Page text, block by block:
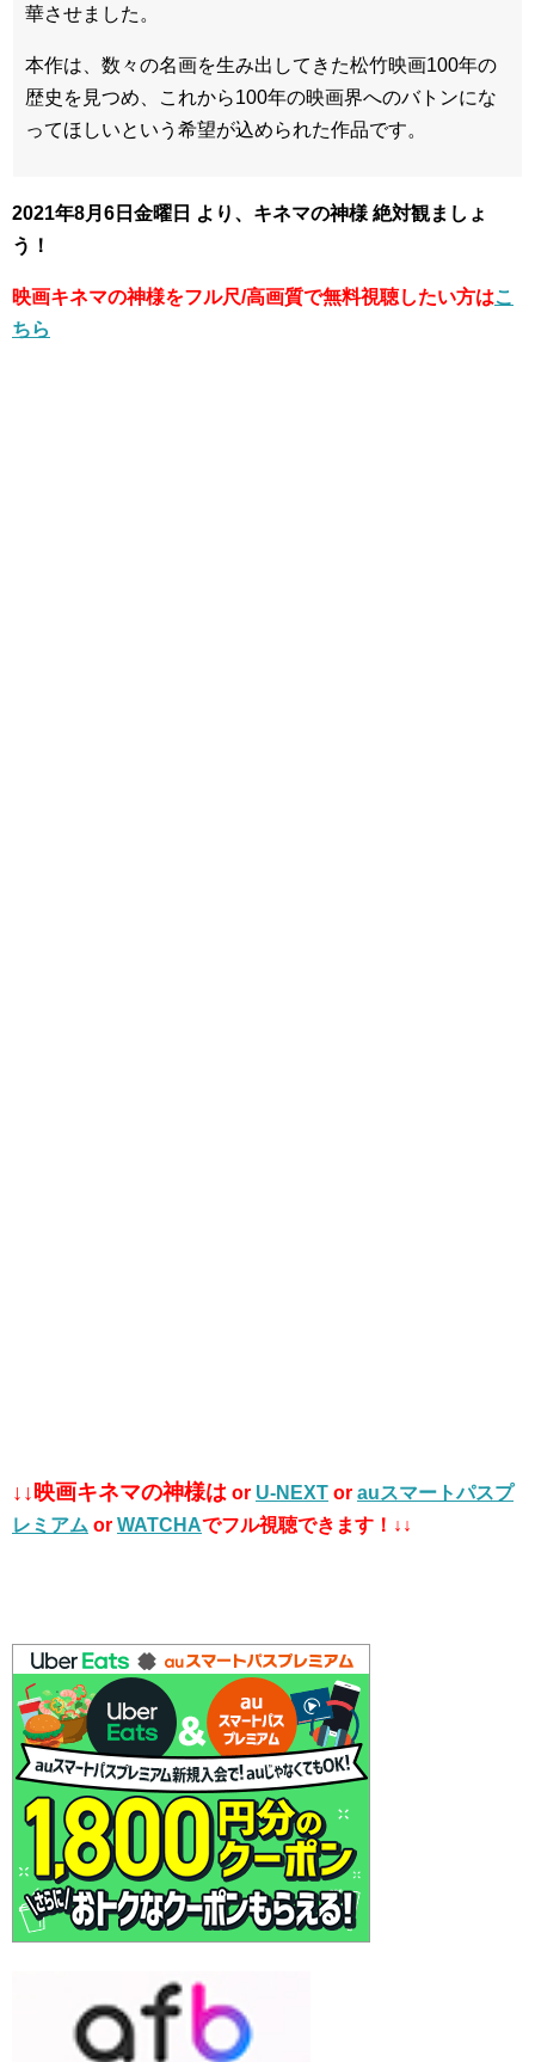
華させました。
本作は、数々の名画を生み出してきた松竹映画100年の
歴史を見つめ、これから100年の映画界へのバトンにな
ってほしいという希望が込められた作品です。
2021年8月6日金曜日 より、キネマの神様 絶対観ましょ
う！
映画キネマの神様をフル尺/高画質で無料視聴したい方はこ
ちら
↓↓映画キネマの神様は or U-NEXT or auスマートパスプ
レミアム or WATCHAでフル視聴できます！↓↓